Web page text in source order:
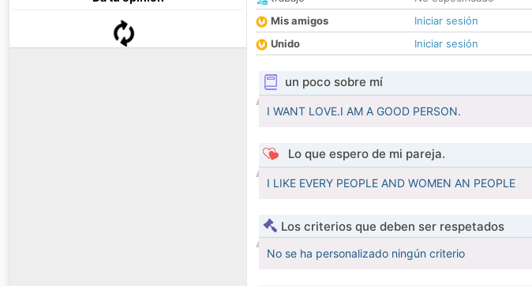
Mis amigos
Iniciar sesión
Unido
Iniciar sesión
un poco sobre mí
I WANT LOVE.I AM A GOOD PERSON.
Lo que espero de mi pareja.
I LIKE EVERY PEOPLE AND WOMEN AN PEOPLE
Los criterios que deben ser respetados
No se ha personalizado ningún criterio